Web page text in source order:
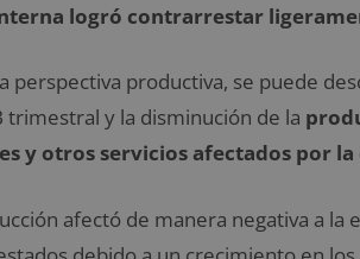
logró contrarrestar
perspectiva productiva, se puede
y la disminución de la
y otros servicios afectados por
afectó de manera negativa a la